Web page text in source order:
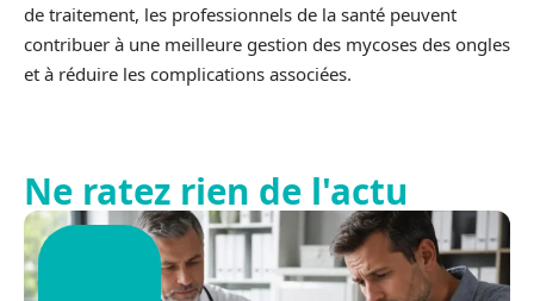
de traitement, les professionnels de la santé peuvent
contribuer à une meilleure gestion des mycoses des ongles
et à réduire les complications associées.
Ne ratez rien de l'actu